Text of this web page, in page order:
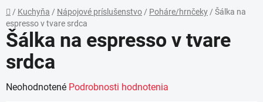
Domov
/ Kuchyňa / Nápojové príslušenstvo/ Poháre/hrnčeky/ Šálka na
espresso v tvare srdca
Šálka na espresso v tvare
srdca
Priemerné
Neohodnotené Podrobnosti hodnotenia